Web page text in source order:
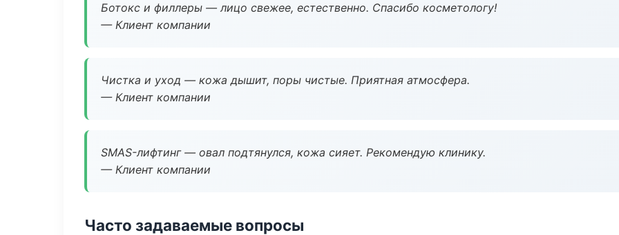
Ботокс и филлеры — лицо свежее, естественно. Спасибо косметологу!
— Клиент компании
Чистка и уход — кожа дышит, поры чистые. Приятная атмосфера.
— Клиент компании
SMAS-лифтинг — овал подтянулся, кожа сияет. Рекомендую клинику.
— Клиент компании
Часто задаваемые вопросы